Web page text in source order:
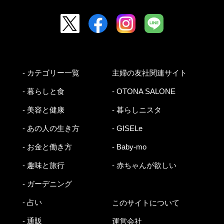
- カテゴリー一覧
- 暮らしと食
- 美容と健康
- あの人の生き方
- お金と働き方
- 趣味と旅行
- ガーデニング
- 占い
- 通販
主婦の友社関連サイト
- OTONA SALONE
- 暮らしニスタ
- GISELe
- Baby-mo
- 赤ちゃんが欲しい
このサイトについて
運営会社